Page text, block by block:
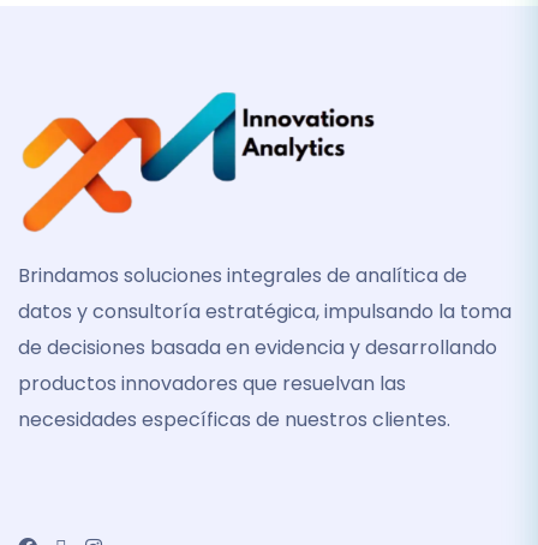
Brindamos soluciones integrales de analítica de
datos y consultoría estratégica, impulsando la toma
de decisiones basada en evidencia y desarrollando
productos innovadores que resuelvan las
necesidades específicas de nuestros clientes.